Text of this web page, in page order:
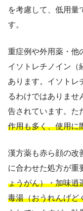
を考慮して、低用量
す。
重症例や外用薬・他
イソトレチノイン（
あります。イソトレ
るわけではありませ
告されています。た
作用も多く、使用に
漢方薬も赤ら顔の改
に合わせた処方が重
ょうがん）・加味逍
毒湯（おうれんげど